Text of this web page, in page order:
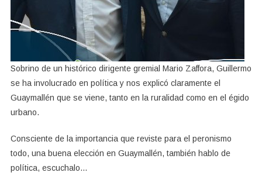
Sobrino de un histórico dirigente gremial Mario Zaffora, Guillermo
se ha involucrado en política y nos explicó claramente el
Guaymallén que se viene, tanto en la ruralidad como en el égido
urbano.
Consciente de la importancia que reviste para el peronismo
todo, una buena elección en Guaymallén, también hablo de
política, escuchalo…